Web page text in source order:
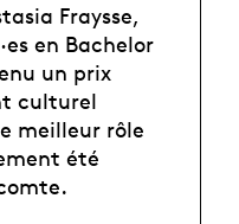
Fraysse,
en Bachelor
un prix
culturel
meilleur rôle
été